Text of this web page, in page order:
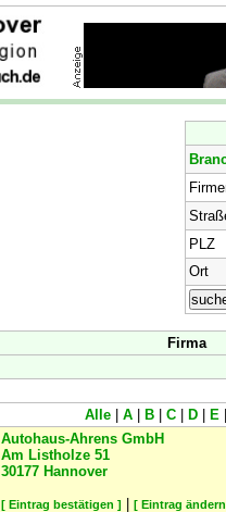
PLZ
Ort
Firma
Alle A B C D E
Autohaus-Ahrens GmbH
Am Listholze 51
30177 Hannover
[ Eintrag bestätigen ] [ Eintrag